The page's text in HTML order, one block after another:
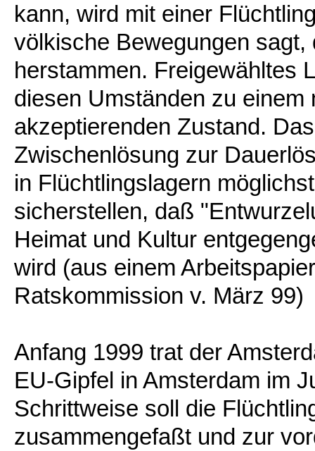
kann, wird mit einer
völkische Bewegungen
herstammen. Freigewähltes
diesen Umständen zu
akzeptierenden Zustand.
Zwischenlösung zur
in Flüchtlingslagern
sicherstellen, daß
Heimat und Kultur
wird (aus einem
Ratskommission v. März 99)
Anfang 1999 trat der
EU-Gipfel in Amsterdam im
Schrittweise soll die
zusammengefaßt und zur